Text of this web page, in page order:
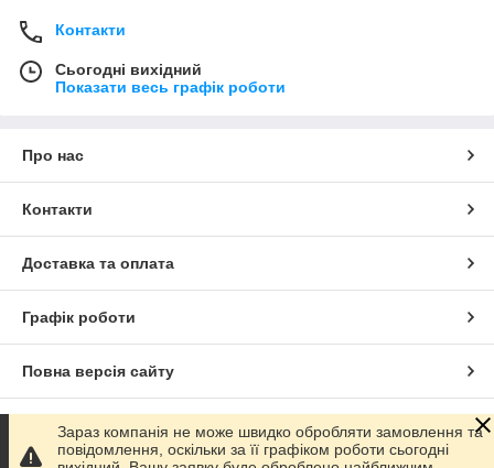
Контакти
Сьогодні вихідний
Показати весь графік роботи
Про нас
Контакти
Доставка та оплата
Графік роботи
Повна версія сайту
Сайт створено на маркетплейсі Prom.ua
Зараз компанія не може швидко обробляти замовлення та
повідомлення, оскільки за її графіком роботи сьогодні